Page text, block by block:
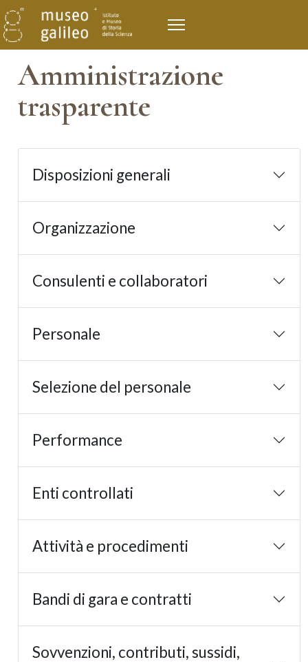
Amministrazione
trasparente
Disposizioni generali
Organizzazione
Consulenti e collaboratori
Personale
Selezione del personale
Performance
Enti controllati
Attività e procedimenti
Bandi di gara e contratti
Sovvenzioni, contributi, sussidi,